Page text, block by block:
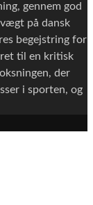
gennem god
på dansk
begejstring for
til en kritisk
der
i sporten, og